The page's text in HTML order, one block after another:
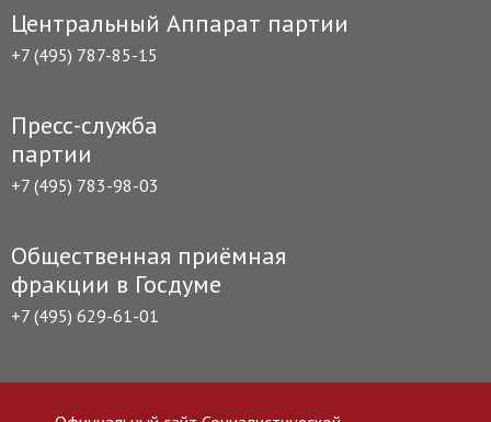
Центральный Аппарат партии
+7 (495) 787-85-15
Пресс-служба
партии
+7 (495) 783-98-03
Общественная приёмная
фракции в Госдуме
+7 (495) 629-61-01